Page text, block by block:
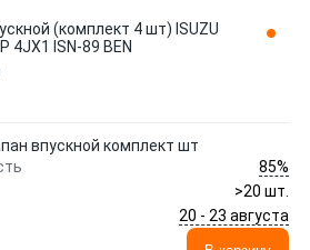
(комплект 4 шт) ISUZU
4JX1 ISN-89 BEN
впускной комплект шт
85%
>20 шт.
20 - 23 августа